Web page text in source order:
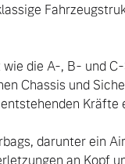
die A-, B- und
Chassis und
Kräfte
darunter ein
an Kopf